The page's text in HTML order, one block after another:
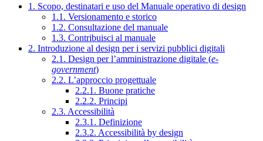
1. Scopo, destinatari e uso del Manuale operativo di design
1.1. Versionamento e storico
1.2. Consultazione del manuale
1.3. Contribuisci al manuale
2. Introduzione al design per i servizi pubblici digitali
2.1. Design per l’amministrazione digitale (e-
government)
2.2. L’approccio progettuale
2.2.1. Buone pratiche
2.2.2. Principi
2.3. Accessibilità
2.3.1. Definizione
2.3.2. Accessibilità by design